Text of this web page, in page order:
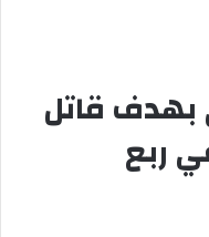
بهدف قاتل
ربع